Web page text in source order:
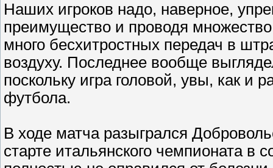
Наших игроков надо, наверное,
преимущество и проводя
много бесхитростных передач в
воздуху. Последнее вообще
поскольку игра головой, увы, как и
футбола.
В ходе матча разыгрался
старте итальянского чемпионата в